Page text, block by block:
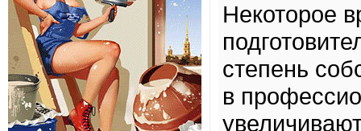
Некоторое
степень
в